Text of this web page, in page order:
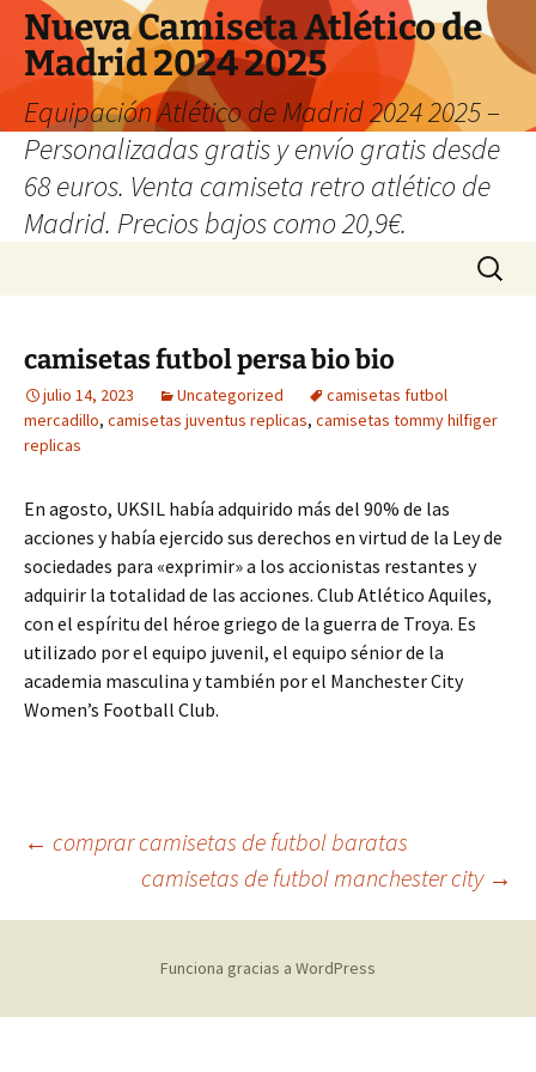
Nueva Camiseta Atlético de
Madrid 2024 2025
Equipación Atlético de Madrid 2024 2025 –
Personalizadas gratis y envío gratis desde
68 euros. Venta camiseta retro atlético de
Madrid. Precios bajos como 20,9€.
Buscar:
camisetas futbol persa bio bio
julio 14, 2023 Uncategorized
camisetas futbol
mercadillo, camisetas juventus replicas, camisetas tommy hilfiger
replicas
En agosto, UKSIL había adquirido más del 90% de las
acciones y había ejercido sus derechos en virtud de la Ley de
sociedades para «exprimir» a los accionistas restantes y
adquirir la totalidad de las acciones. Club Atlético Aquiles,
con el espíritu del héroe griego de la guerra de Troya. Es
utilizado por el equipo juvenil, el equipo sénior de la
academia masculina y también por el Manchester City
Women’s Football Club.
Navegación
de
entradas
← comprar camisetas de futbol baratas
camisetas de futbol manchester city →
Funciona gracias a WordPress